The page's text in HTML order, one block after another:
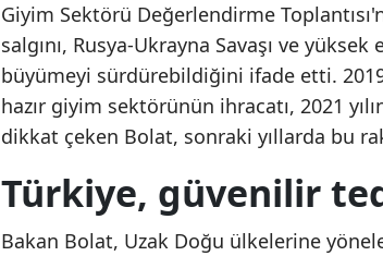
Giyim Sektörü Değerlendirme
salgını, Rusya-Ukrayna Savaşı ve
büyümeyi sürdürebildiğini ifade etti.
hazır giyim sektörünün ihracatı, 2021
dikkat çeken Bolat, sonraki yıllarda bu
Türkiye, güvenilir
Bakan Bolat, Uzak Doğu ülkelerine